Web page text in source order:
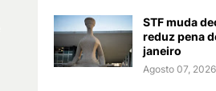
STF muda
reduz pena
janeiro
Agosto 07, 2026